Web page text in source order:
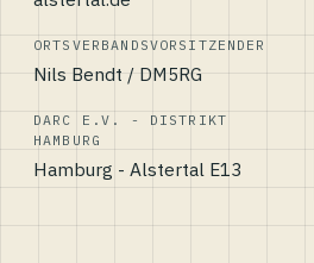
ORTSVERBANDSVORSITZENDER
Nils Bendt / DM5RG
DARC E.V. - DISTRIKT
HAMBURG
Hamburg - Alstertal E13